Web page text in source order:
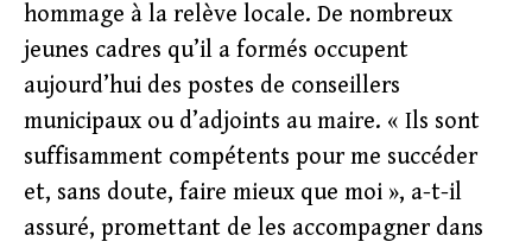
hommage à la relève locale. De nombreux
jeunes cadres qu’il a formés occupent
aujourd’hui des postes de conseillers
municipaux ou d’adjoints au maire. « Ils sont
suffisamment compétents pour me succéder
et, sans doute, faire mieux que moi », a-t-il
assuré, promettant de les accompagner dans